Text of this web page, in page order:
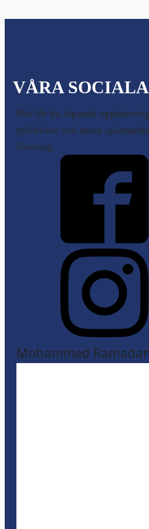
VÅRA
Här får du löpande
nyförvärv och annat
förening.
Mohammed